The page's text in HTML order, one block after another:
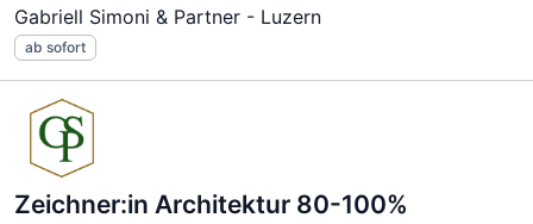
Gabriell Simoni & Partner - Luzern
ab sofort
Zeichner:in Architektur 80-100%